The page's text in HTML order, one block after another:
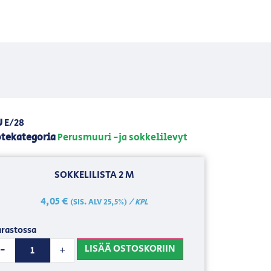
E/28
Perusmuuri -ja sokkelilevyt
SOKKELILISTA 2 M
4,05€ (SIS. ALV 25,5%)/ KPL
- + LISÄÄ OSTOSKORIIN